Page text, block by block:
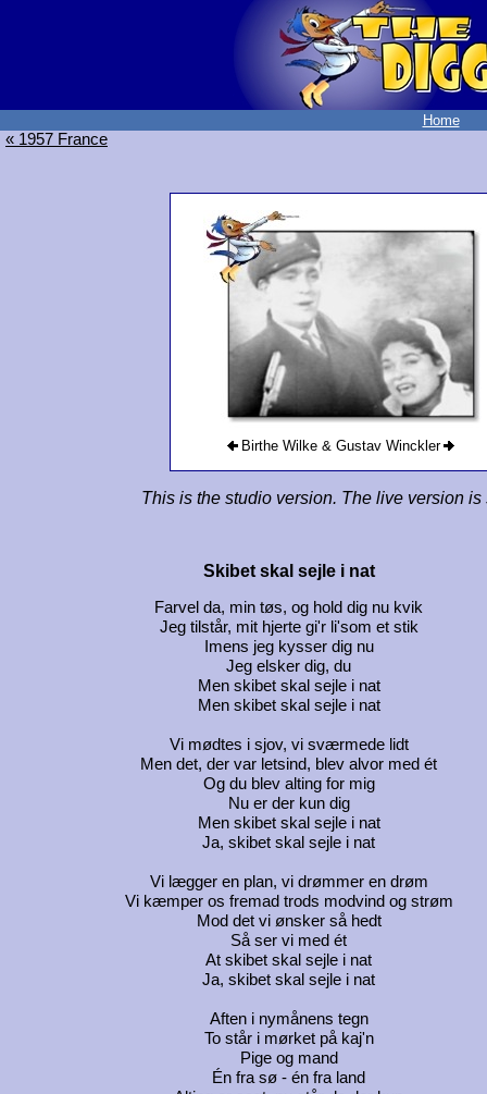
Home
« 1957 France
Birthe Wilke & Gustav Winckler
This is the studio version. The live version
Skibet skal sejle i nat
Farvel da, min tøs, og hold dig nu kvik
Jeg tilstår, mit hjerte gi'r li'som et stik
Imens jeg kysser dig nu
Jeg elsker dig, du
Men skibet skal sejle i nat
Men skibet skal sejle i nat
Vi mødtes i sjov, vi sværmede lidt
Men det, der var letsind, blev alvor med ét
Og du blev alting for mig
Nu er der kun dig
Men skibet skal sejle i nat
Ja, skibet skal sejle i nat
Vi lægger en plan, vi drømmer en drøm
Vi kæmper os fremad trods modvind og strøm
Mod det vi ønsker så hedt
Så ser vi med ét
At skibet skal sejle i nat
Ja, skibet skal sejle i nat
Aften i nymånens tegn
To står i mørket på kaj'n
Pige og mand
Én fra sø - én fra land